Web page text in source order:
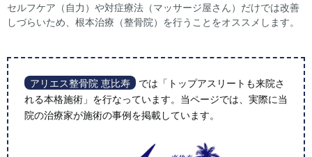
セルフケア（自力）や対症療法（マッサージ屋さん）だけでは改善
しづらいため、根本治療（整骨院）を行うことをオススメします。
アリエス整骨院 恵比寿
では「トップアスリートも来院さ
れる本格施術」を行なっています。当ページでは、実際に当
院の治療家が施術の事例を掲載しています。